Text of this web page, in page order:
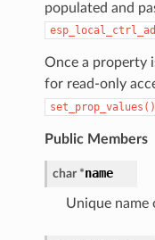
populated and
Once a property
for read-only
set_prop_values()
Public Members
char *name
Unique